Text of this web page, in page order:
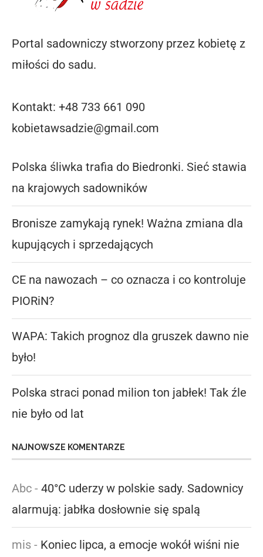
Portal sadowniczy stworzony przez kobietę z
miłości do sadu.
Kontakt: +48 733 661 090
kobietawsadzie@gmail.com
Polska śliwka trafia do Biedronki. Sieć stawia
na krajowych sadowników
Bronisze zamykają rynek! Ważna zmiana dla
kupujących i sprzedających
CE na nawozach – co oznacza i co kontroluje
PIORiN?
WAPA: Takich prognoz dla gruszek dawno nie
było!
Polska straci ponad milion ton jabłek! Tak źle
nie było od lat
NAJNOWSZE KOMENTARZE
Abc - 40°C uderzy w polskie sady. Sadownicy
alarmują: jabłka dosłownie się spalą
mis - Koniec lipca, a emocje wokół wiśni nie